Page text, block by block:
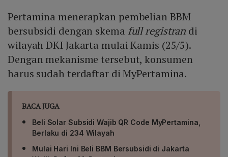
Pertamina menerapkan pembelian BBM
bersubsidi dengan skema full registran di
wilayah DKI Jakarta mulai Kamis (25/5).
Dengan mekanisme tersebut, konsumen
harus sudah terdaftar di MyPertamina.
BACA JUGA
Beli Solar Subsidi Wajib QR Code MyPertamina,
Berlaku di 234 Wilayah
Mulai Hari Ini Beli BBM Bersubsidi di Jakarta